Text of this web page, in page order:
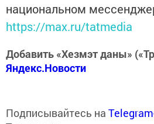
национальном
https://max.ru/tatmedia
Добавить «Хезмэт даны»
Яндекс.Новости
Подписывайтесь на